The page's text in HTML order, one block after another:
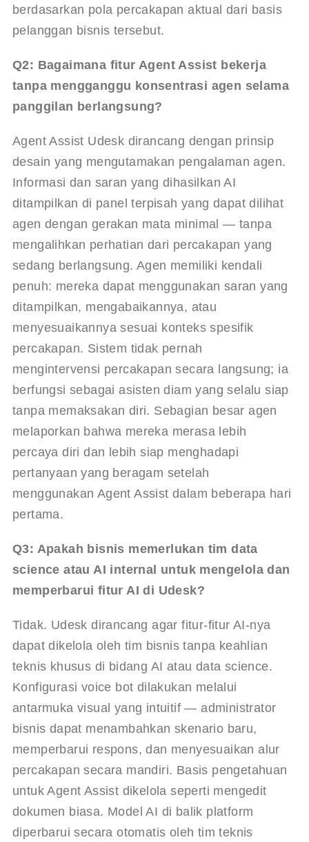
berdasarkan pola percakapan aktual dari basis
pelanggan bisnis tersebut.
Q2: Bagaimana fitur Agent Assist bekerja
tanpa mengganggu konsentrasi agen selama
panggilan berlangsung?
Agent Assist Udesk dirancang dengan prinsip
desain yang mengutamakan pengalaman agen.
Informasi dan saran yang dihasilkan AI
ditampilkan di panel terpisah yang dapat dilihat
agen dengan gerakan mata minimal — tanpa
mengalihkan perhatian dari percakapan yang
sedang berlangsung. Agen memiliki kendali
penuh: mereka dapat menggunakan saran yang
ditampilkan, mengabaikannya, atau
menyesuaikannya sesuai konteks spesifik
percakapan. Sistem tidak pernah
mengintervensi percakapan secara langsung; ia
berfungsi sebagai asisten diam yang selalu siap
tanpa memaksakan diri. Sebagian besar agen
melaporkan bahwa mereka merasa lebih
percaya diri dan lebih siap menghadapi
pertanyaan yang beragam setelah
menggunakan Agent Assist dalam beberapa hari
pertama.
Q3: Apakah bisnis memerlukan tim data
science atau AI internal untuk mengelola dan
memperbarui fitur AI di Udesk?
Tidak. Udesk dirancang agar fitur-fitur AI-nya
dapat dikelola oleh tim bisnis tanpa keahlian
teknis khusus di bidang AI atau data science.
Konfigurasi voice bot dilakukan melalui
antarmuka visual yang intuitif — administrator
bisnis dapat menambahkan skenario baru,
memperbarui respons, dan menyesuaikan alur
percakapan secara mandiri. Basis pengetahuan
untuk Agent Assist dikelola seperti mengedit
dokumen biasa. Model AI di balik platform
diperbarui secara otomatis oleh tim teknis